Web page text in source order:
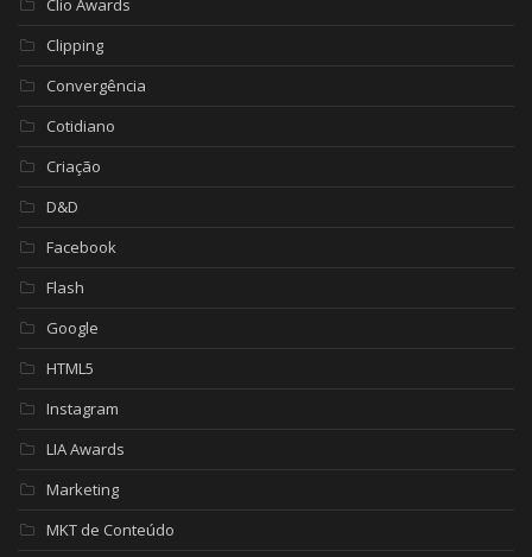
Clio Awards
Clipping
Convergência
Cotidiano
Criação
D&D
Facebook
Flash
Google
HTML5
Instagram
LIA Awards
Marketing
MKT de Conteúdo